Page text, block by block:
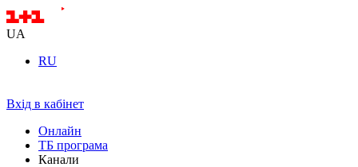
UA
RU
Вхід в кабінет
Онлайн
ТБ програма
Канали